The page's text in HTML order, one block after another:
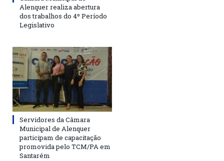
Alenquer realiza abertura
dos trabalhos do 4º Período
Legislativo
Servidores da Câmara
Municipal de Alenquer
participam de capacitação
promovida pelo TCM/PA em
Santarém